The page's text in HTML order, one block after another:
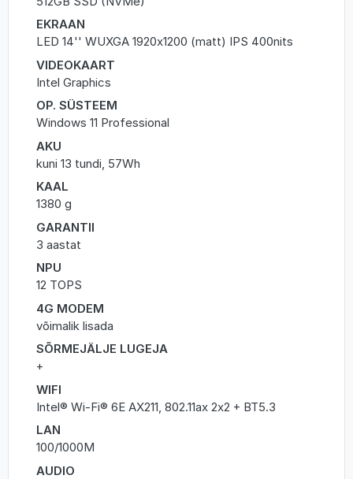
EKRAAN
LED 14'' WUXGA 1920x1200 (matt) IPS 400nits
VIDEOKAART
Intel Graphics
OP. SÜSTEEM
Windows 11 Professional
AKU
kuni 13 tundi, 57Wh
KAAL
1380 g
GARANTII
3 aastat
NPU
12 TOPS
4G MODEM
võimalik lisada
SÕRMEJÄLJE LUGEJA
+
WIFI
Intel® Wi-Fi® 6E AX211, 802.11ax 2x2 + BT5.3
LAN
100/1000M
AUDIO